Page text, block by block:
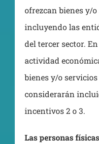
ofrezcan bienes y/
incluyendo las
del tercer sector.
actividad
bienes y/o
considerarán
incentivos 2 o 3.
Las personas